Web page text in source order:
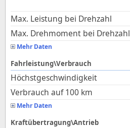
Max. Leistung bei Drehzahl
Max. Drehmoment bei Drehzahl
Mehr Daten
Fahrleistung\Verbrauch
Höchstgeschwindigkeit
Verbrauch auf 100 km
Mehr Daten
Kraftübertragung\Antrieb